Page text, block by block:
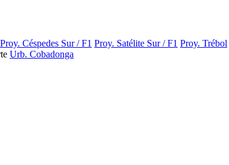
Proy. Céspedes Sur / F1 Proy. Satélite Sur / F1 Proy. Trébol
Urb. Cobadonga